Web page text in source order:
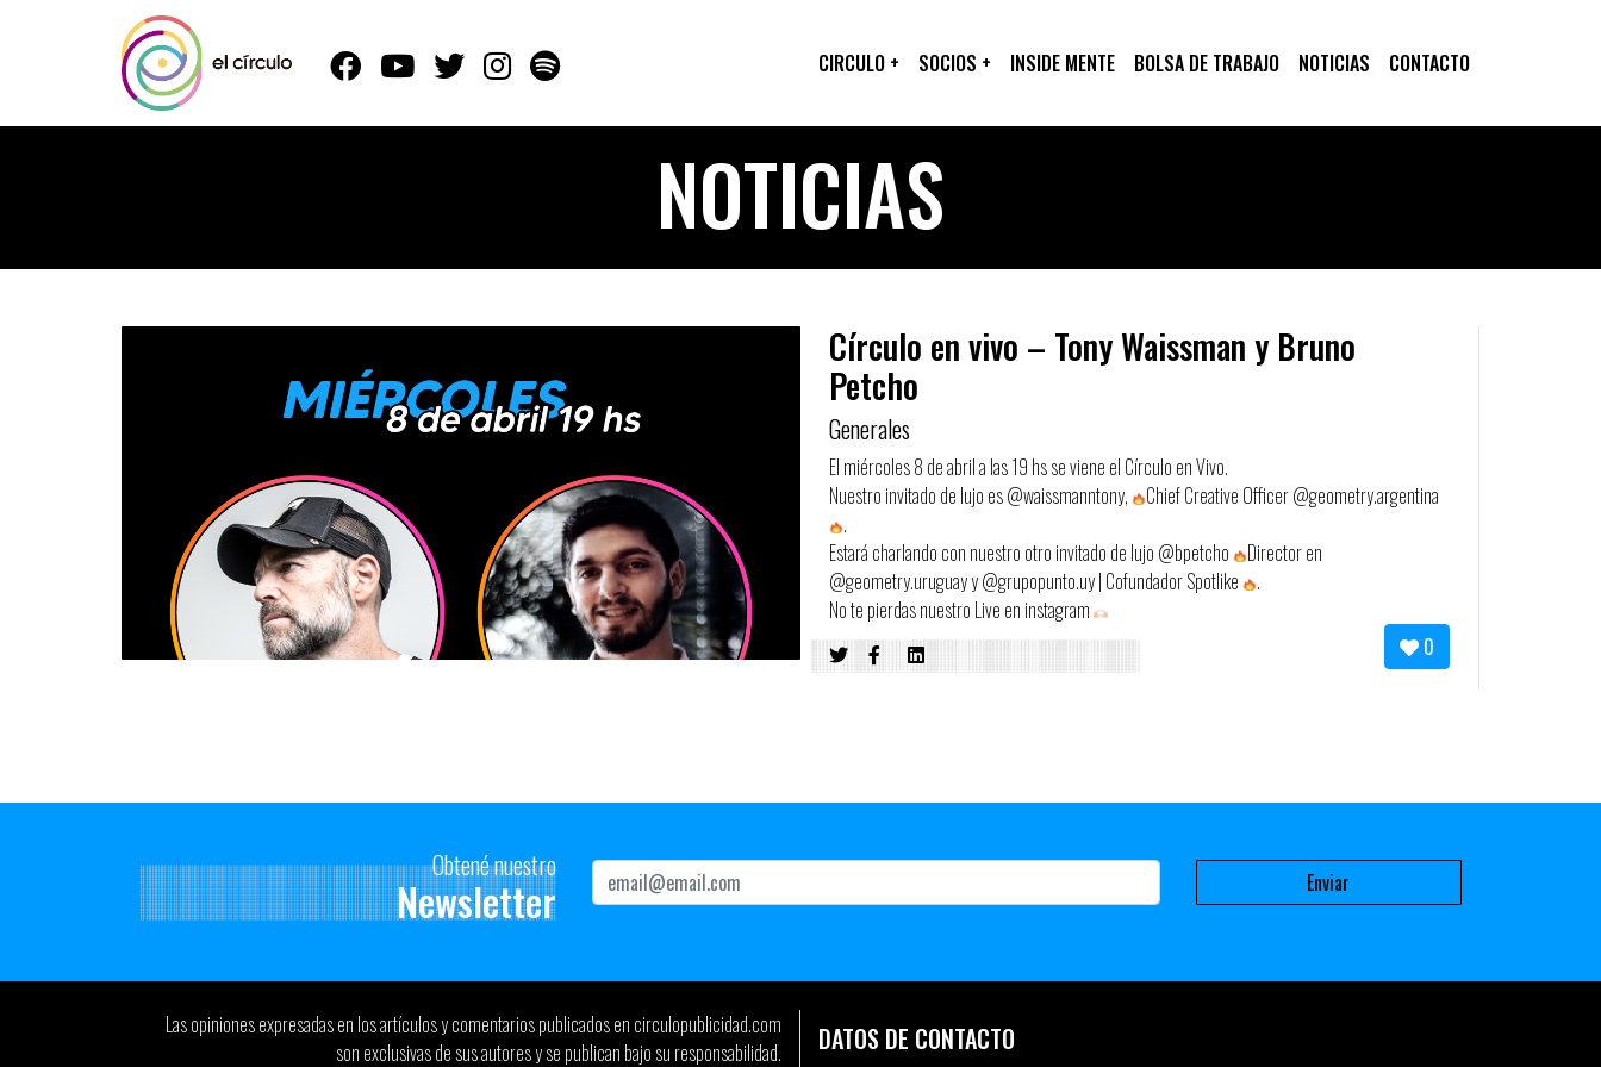
CIRCULO + SOCIOS + INSIDE MENTE BOLSA DE TRABAJO NOTICIAS CONTACTO
NOTICIAS
Círculo en vivo – Tony Waissman y Bruno
Petcho
Generales
El miércoles 8 de abril a las 19 hs se viene el Círculo en Vivo.
Nuestro invitado de lujo es @waissmanntony,
Chief Creative Officer @geometry.argentina
.
Estará charlando con nuestro otro invitado de lujo @bpetcho
Director en
@geometry.uruguay y @grupopunto.uy | Cofundador Spotlike
.
No te pierdas nuestro Live en instagram
0
Obtené nuestro
Newsletter
Las opiniones expresadas en los artículos y comentarios publicados en circulopublicidad.com
son exclusivas de sus autores y se publican bajo su responsabilidad.
DATOS DE CONTACTO